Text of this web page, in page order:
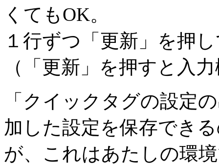
くてもOK。
１行ずつ「更新」を押
（「更新」を押すと入
「クイックタグの設定
加した設定を保存でき
が、これはあたしの環